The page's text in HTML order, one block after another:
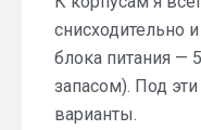
снисходительно
блока питания —
запасом). Под
варианты.